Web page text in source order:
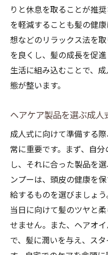
りと休息を取ることが推
を軽減することも髪の健
想などのリラックス法を
を良くし、髪の成長を促
生活に組み込むことで、
態が整います。
ヘアケア製品を選ぶ成人
成人式に向けて準備する
常に重要です。まず、自
し、それに合った製品を
ンプーは、頭皮の健康を
給するものを選びましょ
当日に向けて髪のツヤと
せません。また、ヘアオ
で、髪に潤いを与え、スタ